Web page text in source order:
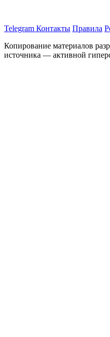
Telegram Контакты Правила
Копирование материалов
источника — активной